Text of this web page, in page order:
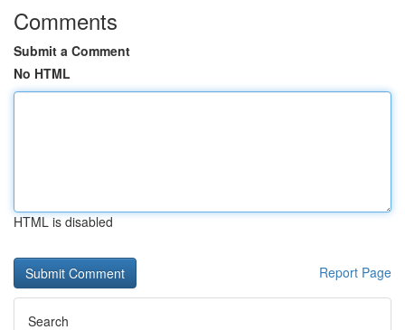
Comments
Submit a Comment
No HTML
HTML is disabled
Report Page
Search